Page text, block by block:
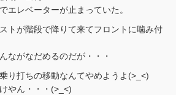
エレベーターが止まっていた。
トが階段で降りて来てフロントに噛み付
ながなだめるのだが・・・
り打ちの移動なんてやめようよ(>_<)
やん・・・(>_<)